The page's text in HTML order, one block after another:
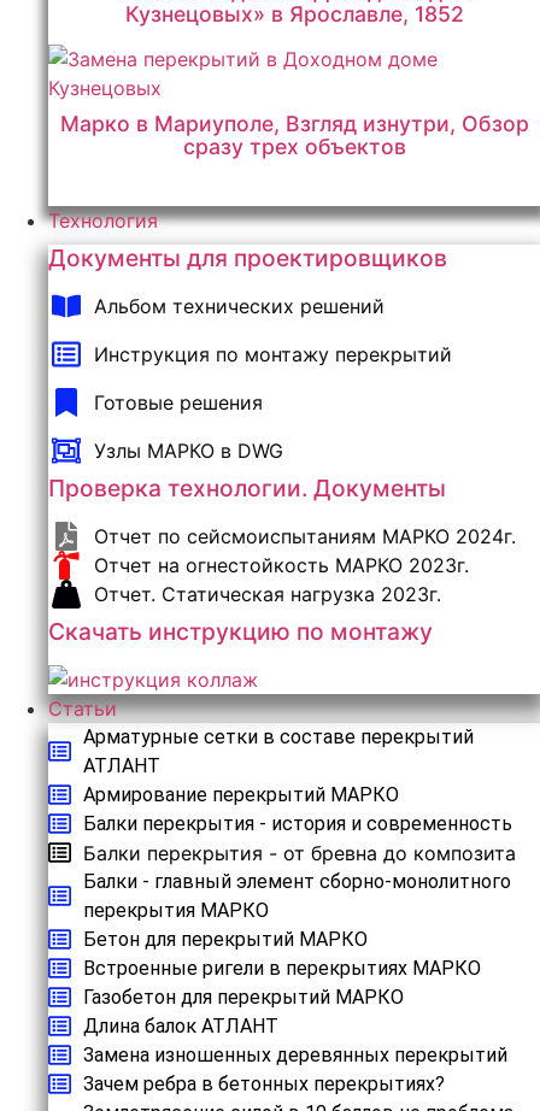
Кузнецовых» в Ярославле, 1852
Марко в Мариуполе, Взгляд изнутри, Обзор
сразу трех объектов
Технология
Документы для проектировщиков
Альбом технических решений
Инструкция по монтажу перекрытий
Готовые решения
Узлы МАРКО в DWG
Проверка технологии. Документы
Отчет по сейсмоиспытаниям МАРКО 2024г.
Отчет на огнестойкость МАРКО 2023г.
Отчет. Статическая нагрузка 2023г.
Скачать инструкцию по монтажу
Статьи
Арматурные сетки в составе перекрытий
АТЛАНТ
Армирование перекрытий МАРКО
Балки перекрытия - история и современность
Балки перекрытия - от бревна до композита
Балки - главный элемент сборно-монолитного
перекрытия МАРКО
Бетон для перекрытий МАРКО
Встроенные ригели в перекрытиях МАРКО
Газобетон для перекрытий МАРКО
Длина балок АТЛАНТ
Замена изношенных деревянных перекрытий
Зачем ребра в бетонных перекрытиях?